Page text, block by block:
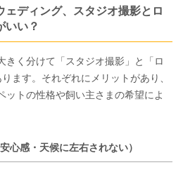
ェディング、スタジオ撮影とロ
いい？
きく分けて「スタジオ撮影」と「ロ
ます。それぞれにメリットがあり、
ットの性格や飼い主さまの希望によ
心感・天候に左右されない）